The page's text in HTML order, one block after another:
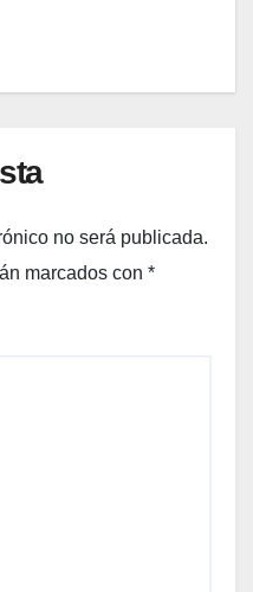
no será publicada.
marcados con *